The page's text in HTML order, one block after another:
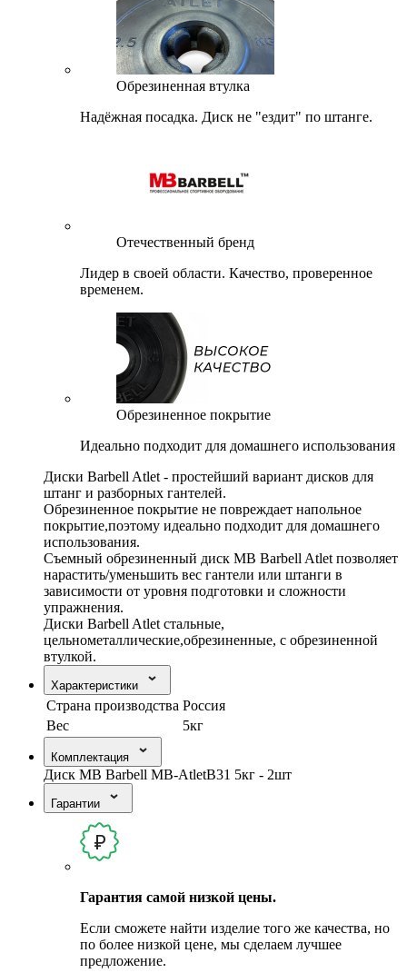
Обрезиненная втулка
Надёжная посадка. Диск не "ездит" по штанге.
Отечественный бренд
Лидер в своей области. Качество, проверенное
временем.
Обрезиненное покрытие
Идеально подходит для домашнего использования
Диски Barbell Atlet - простейший вариант дисков для
штанг и разборных гантелей.
Обрезиненное покрытие не повреждает напольное
покрытие,поэтому идеально подходит для домашнего
использования.
Съемный обрезиненный диск MB Barbell Atlet позволяет
нарастить/уменьшить вес гантели или штанги в
зависимости от уровня подготовки и сложности
упражнения.
Диски Barbell Atlet стальные,
цельнометаллические,обрезиненные, с обрезиненной
втулкой.
Характеристики
Страна производства Россия
Вес
5кг
Комплектация
Диск MB Barbell MB-AtletB31 5кг - 2шт
Гарантии
Гарантия самой низкой цены.
Если сможете найти изделие того же качества, но
по более низкой цене, мы сделаем лучшее
предложение.